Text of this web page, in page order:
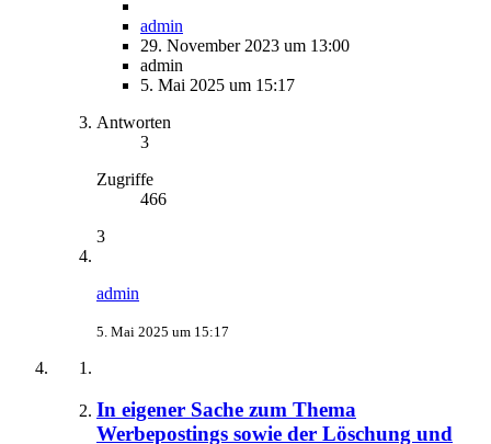
admin
29. November 2023 um 13:00
admin
5. Mai 2025 um 15:17
Antworten
3
Zugriffe
466
3
admin
5. Mai 2025 um 15:17
In eigener Sache zum Thema
Werbepostings sowie der Löschung und